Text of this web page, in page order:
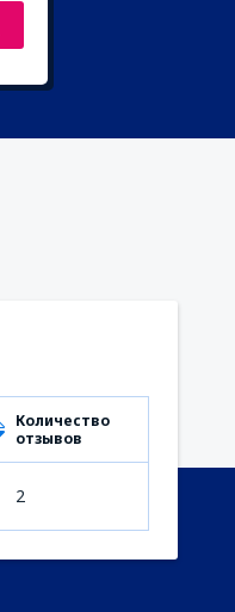
Количество
отзывов
2